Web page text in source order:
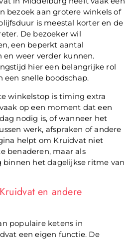
bezoek aan grotere winkels of
is meestal korter en de
De bezoeker wil
een beperkt aantal
weer verder kunnen.
hier een belangrijke rol
een snelle boodschap.
winkelstop is timing extra
op een moment dat een
nodig is, of wanneer het
werk, afspraken of andere
helpt om Kruidvat niet
benaderen, maar als
binnen het dagelijkse ritme van
en andere
populaire ketens in
een eigen functie. De